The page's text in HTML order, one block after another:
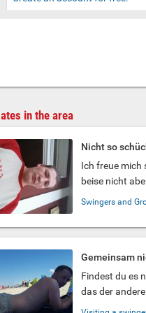
in the area
Nicht so
Ich freue mich
beise nicht
Swingers and
Gemeinsam
Findest du es
das der